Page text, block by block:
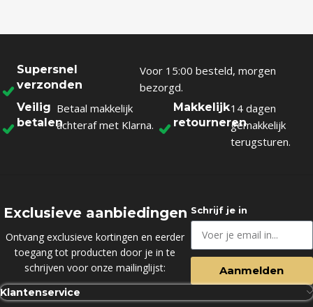
Supersnel
verzonden
Voor 15:00 besteld, morgen
bezorgd.
Veilig
betalen
Betaal makkelijk
achteraf met Klarna.
Makkelijk
retourneren
14 dagen
gemakkelijk
terugsturen.
Exclusieve aanbiedingen
Ontvang exclusieve kortingen en eerder
toegang tot producten door je in te
schrijven voor onze mailinglijst:
Schrijf je in
Aanmelden
Klantenservice